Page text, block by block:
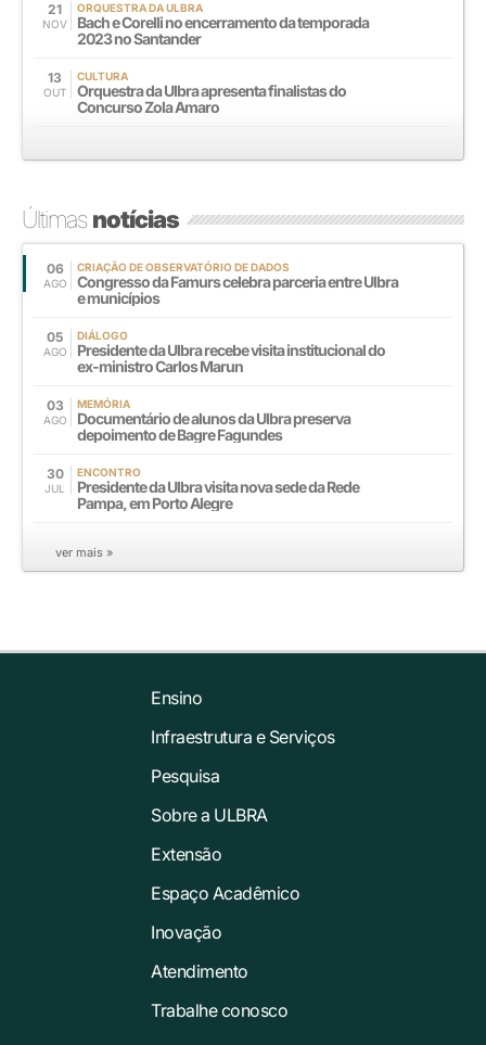
21
NOV
ORQUESTRA DA ULBRA
Bach e Corelli no encerramento da temporada
2023 no Santander
13
OUT
CULTURA
Orquestra da Ulbra apresenta finalistas do
Concurso Zola Amaro
Últimasnotícias
06
AGO
CRIAÇÃO DE OBSERVATÓRIO DE DADOS
Congresso da Famurs celebra parceria entre Ulbra
e municípios
05
AGO
DIÁLOGO
Presidente da Ulbra recebe visita institucional do
ex-ministro Carlos Marun
03
AGO
MEMÓRIA
Documentário de alunos da Ulbra preserva
depoimento de Bagre Fagundes
30
JUL
ENCONTRO
Presidente da Ulbra visita nova sede da Rede
Pampa, em Porto Alegre
ver mais »
Ensino
Infraestrutura e Serviços
Pesquisa
Sobre a ULBRA
Extensão
Espaço Acadêmico
Inovação
Atendimento
Trabalhe conosco